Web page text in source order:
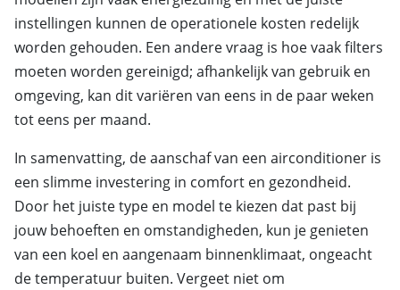
instellingen kunnen de operationele kosten redelijk
worden gehouden. Een andere vraag is hoe vaak filters
moeten worden gereinigd; afhankelijk van gebruik en
omgeving, kan dit variëren van eens in de paar weken
tot eens per maand.
In samenvatting, de aanschaf van een airconditioner is
een slimme investering in comfort en gezondheid.
Door het juiste type en model te kiezen dat past bij
jouw behoeften en omstandigheden, kun je genieten
van een koel en aangenaam binnenklimaat, ongeacht
de temperatuur buiten. Vergeet niet om